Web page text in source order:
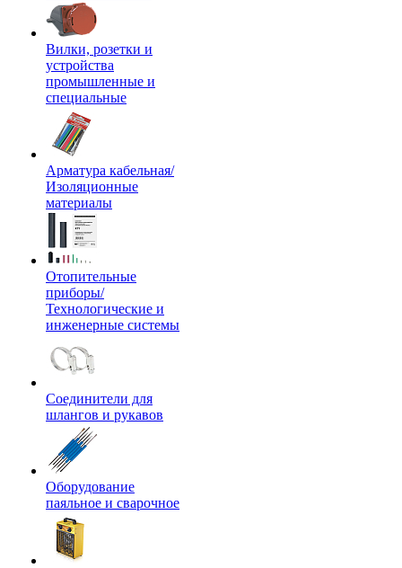
Вилки, розетки и
устройства
промышленные и
специальные
Арматура кабельная/
Изоляционные
материалы
Отопительные
приборы/
Технологические и
инженерные системы
Соединители для
шлангов и рукавов
Оборудование
паяльное и сварочное